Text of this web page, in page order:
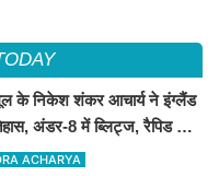
के निकेश शंकर आचार्य ने इंग्लैंड
अंडर-8 में ब्लिट्ज, रैपिड और
ACHARYA